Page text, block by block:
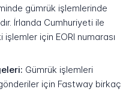
gümrük işlemlerinde
İrlanda Cumhuriyeti ile
işlemler için EORI numarası
Gümrük işlemleri
için Fastway birkaç